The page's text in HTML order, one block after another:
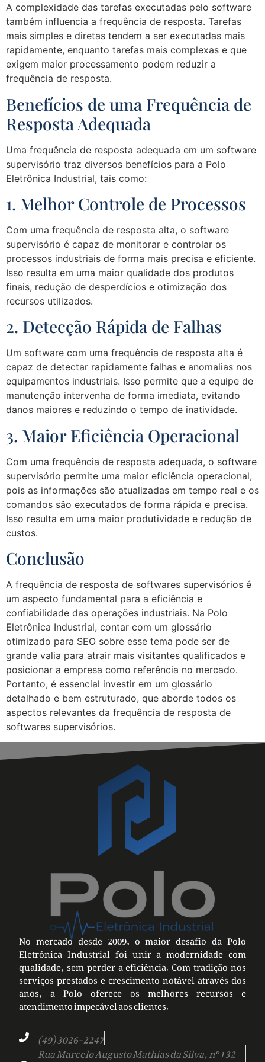
A complexidade das tarefas executadas pelo software
também influencia a frequência de resposta. Tarefas
mais simples e diretas tendem a ser executadas mais
rapidamente, enquanto tarefas mais complexas e que
exigem maior processamento podem reduzir a
frequência de resposta.
Benefícios de uma Frequência de
Resposta Adequada
Uma frequência de resposta adequada em um software
supervisório traz diversos benefícios para a Polo
Eletrônica Industrial, tais como:
1. Melhor Controle de Processos
Com uma frequência de resposta alta, o software
supervisório é capaz de monitorar e controlar os
processos industriais de forma mais precisa e eficiente.
Isso resulta em uma maior qualidade dos produtos
finais, redução de desperdícios e otimização dos
recursos utilizados.
2. Detecção Rápida de Falhas
Um software com uma frequência de resposta alta é
capaz de detectar rapidamente falhas e anomalias nos
equipamentos industriais. Isso permite que a equipe de
manutenção intervenha de forma imediata, evitando
danos maiores e reduzindo o tempo de inatividade.
3. Maior Eficiência Operacional
Com uma frequência de resposta adequada, o software
supervisório permite uma maior eficiência operacional,
pois as informações são atualizadas em tempo real e os
comandos são executados de forma rápida e precisa.
Isso resulta em uma maior produtividade e redução de
custos.
Conclusão
A frequência de resposta de softwares supervisórios é
um aspecto fundamental para a eficiência e
confiabilidade das operações industriais. Na Polo
Eletrônica Industrial, contar com um glossário
otimizado para SEO sobre esse tema pode ser de
grande valia para atrair mais visitantes qualificados e
posicionar a empresa como referência no mercado.
Portanto, é essencial investir em um glossário
detalhado e bem estruturado, que aborde todos os
aspectos relevantes da frequência de resposta de
softwares supervisórios.
No mercado desde 2009, o maior desafio da Polo
Eletrônica Industrial foi unir a modernidade com
qualidade, sem perder a eficiência. Com tradição nos
serviços prestados e crescimento notável através dos
anos, a Polo oferece os melhores recursos e
atendimento impecável aos clientes.
(49) 3026-2247
Rua Marcelo Augusto Mathias da Silva, nº 132